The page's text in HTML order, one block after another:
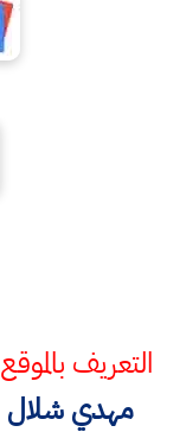
التعريف
مهدي شلال